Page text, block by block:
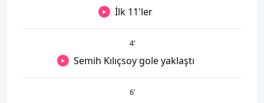
İlk 11'ler
4’
Semih Kılıçsoy gole yaklaştı
6’